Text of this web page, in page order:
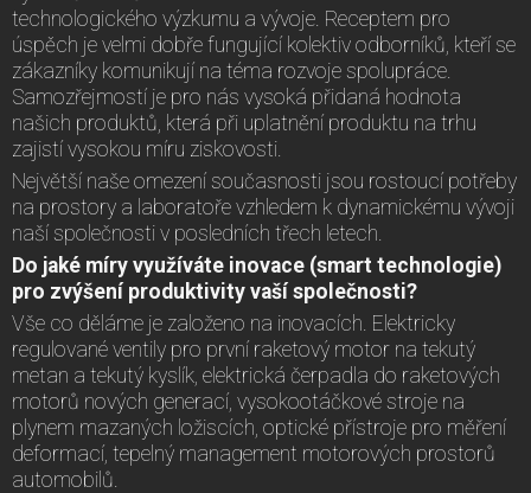
technologického výzkumu a vývoje. Receptem pro
úspěch je velmi dobře fungující kolektiv odborníků, kteří se
zákazníky komunikují na téma rozvoje spolupráce.
Samozřejmostí je pro nás vysoká přidaná hodnota
našich produktů, která při uplatnění produktu na trhu
zajistí vysokou míru ziskovosti.
Největší naše omezení současnosti jsou rostoucí potřeby
na prostory a laboratoře vzhledem k dynamickému vývoji
naší společnosti v posledních třech letech.
Do jaké míry využíváte inovace (smart technologie)
pro zvýšení produktivity vaší společnosti?
Vše co děláme je založeno na inovacích. Elektricky
regulované ventily pro první raketový motor na tekutý
metan a tekutý kyslík, elektrická čerpadla do raketových
motorů nových generací, vysokootáčkové stroje na
plynem mazaných ložiscích, optické přístroje pro měření
deformací, tepelný management motorových prostorů
automobilů.